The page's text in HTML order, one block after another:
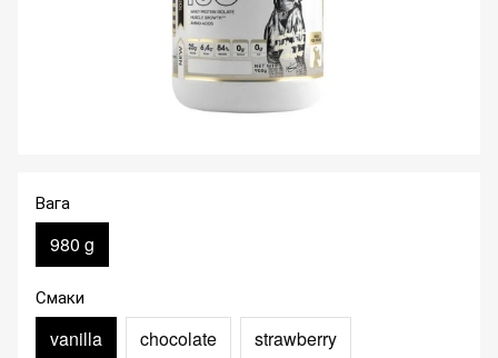
Вага
980 g
Смаки
vanilla chocolate strawberry